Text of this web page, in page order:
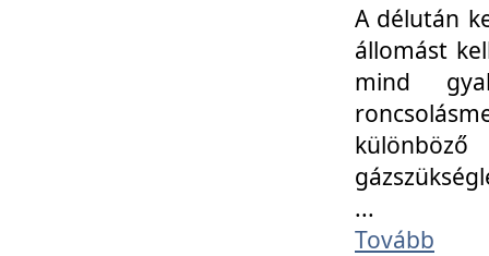
A délután
állomást
mind
...
Tovább